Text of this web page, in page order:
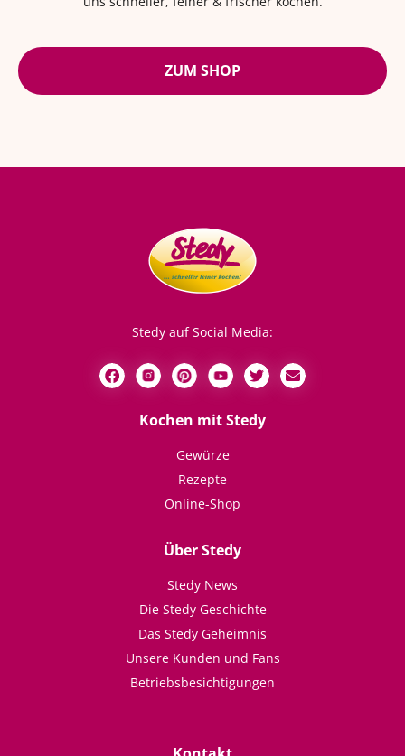
ZUM SHOP
Stedy auf Social Media:
Kochen mit Stedy
Gewürze
Rezepte
Online-Shop
Über Stedy
Stedy News
Die Stedy Geschichte
Das Stedy Geheimnis
Unsere Kunden und Fans
Betriebsbesichtigungen